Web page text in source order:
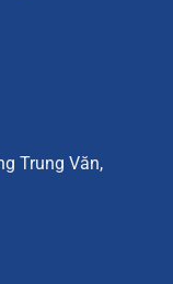
Trung Văn,